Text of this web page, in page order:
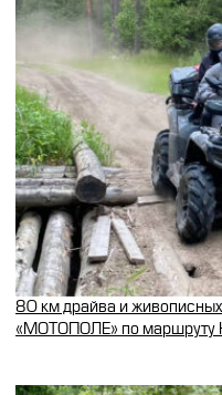
80 км драйва и
«МОТОПОЛЕ» по маршруту